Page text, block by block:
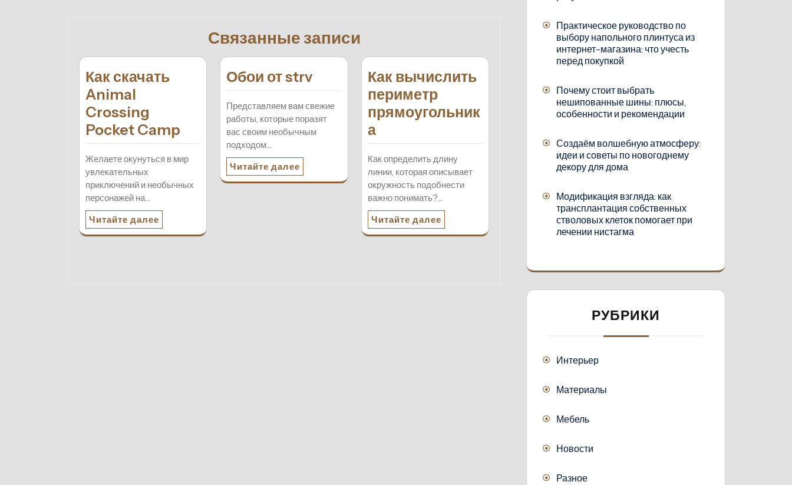
Связанные записи
Как скачать
Animal
Crossing
Pocket Camp
Желаете окунуться в мир
увлекательных
приключений и необычных
персонажей на…
Читайте далее
Обои от strv
Представляем вам свежие
работы, которые поразят
вас своим необычным
подходом…
Читайте далее
Как вычислить
периметр
прямоугольник
а
Как определить длину
линии, которая описывает
окружность подобнести
важно понимать?…
Читайте далее
Практическое руководство по
выбору напольного плинтуса из
интернет-магазина: что учесть
перед покупкой
Почему стоит выбрать
нешипованные шины: плюсы,
особенности и рекомендации
Создаём волшебную атмосферу:
идеи и советы по новогоднему
декору для дома
Модификация взгляда: как
трансплантация собственных
стволовых клеток помогает при
лечении нистагма
РУБРИКИ
Интерьер
Материалы
Мебель
Новости
Разное